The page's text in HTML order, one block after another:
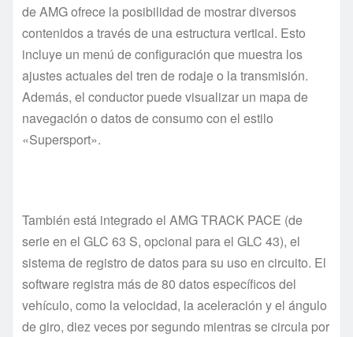
de AMG ofrece la posibilidad de mostrar diversos
contenidos a través de una estructura vertical. Esto
incluye un menú de configuración que muestra los
ajustes actuales del tren de rodaje o la transmisión.
Además, el conductor puede visualizar un mapa de
navegación o datos de consumo con el estilo
«Supersport».
También está integrado el AMG TRACK PACE (de
serie en el GLC 63 S, opcional para el GLC 43), el
sistema de registro de datos para su uso en circuito. El
software registra más de 80 datos específicos del
vehículo, como la velocidad, la aceleración y el ángulo
de giro, diez veces por segundo mientras se circula por